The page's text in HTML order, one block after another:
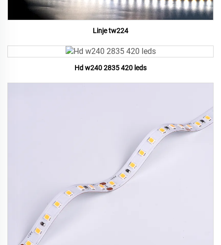
Linje tw224
Hd w240 2835 420 leds